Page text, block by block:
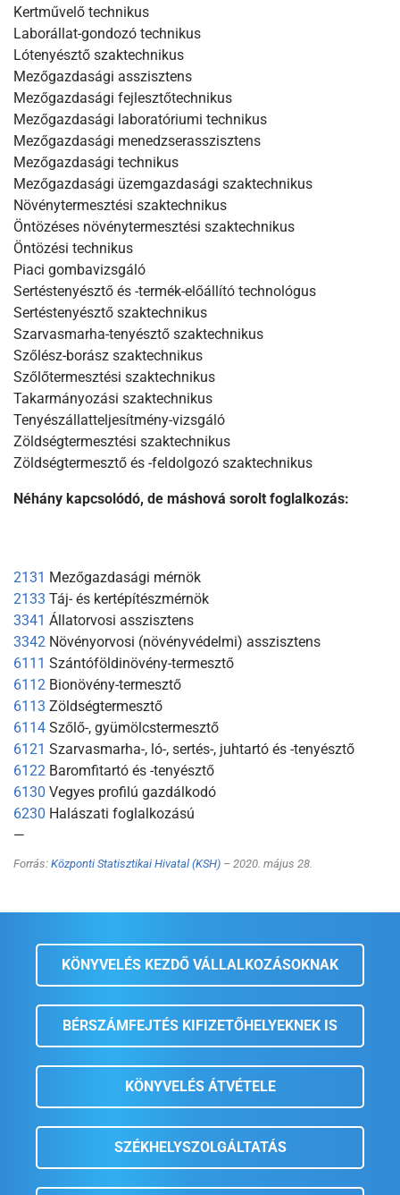
Kertművelő technikus
Laborállat-gondozó technikus
Lótenyésztő szaktechnikus
Mezőgazdasági asszisztens
Mezőgazdasági fejlesztőtechnikus
Mezőgazdasági laboratóriumi technikus
Mezőgazdasági menedzserasszisztens
Mezőgazdasági technikus
Mezőgazdasági üzemgazdasági szaktechnikus
Növénytermesztési szaktechnikus
Öntözéses növénytermesztési szaktechnikus
Öntözési technikus
Piaci gombavizsgáló
Sertéstenyésztő és -termék-előállító technológus
Sertéstenyésztő szaktechnikus
Szarvasmarha-tenyésztő szaktechnikus
Szőlész-borász szaktechnikus
Szőlőtermesztési szaktechnikus
Takarmányozási szaktechnikus
Tenyészállatteljesítmény-vizsgáló
Zöldségtermesztési szaktechnikus
Zöldségtermesztő és -feldolgozó szaktechnikus
Néhány kapcsolódó, de máshová sorolt foglalkozás:
2131 Mezőgazdasági mérnök
2133 Táj- és kertépítészmérnök
3341 Állatorvosi asszisztens
3342 Növényorvosi (növényvédelmi) asszisztens
6111 Szántóföldinövény-termesztő
6112 Bionövény-termesztő
6113 Zöldségtermesztő
6114 Szőlő-, gyümölcstermesztő
6121 Szarvasmarha-, ló-, sertés-, juhtartó és -tenyésztő
6122 Baromfitartó és -tenyésztő
6130 Vegyes profilú gazdálkodó
6230 Halászati foglalkozású
—
Forrás: Központi Statisztikai Hivatal (KSH) – 2020. május 28.
KÖNYVELÉS KEZDŐ VÁLLALKOZÁSOKNAK
BÉRSZÁMFEJTÉS KIFIZETŐHELYEKNEK IS
KÖNYVELÉS ÁTVÉTELE
SZÉKHELYSZOLGÁLTATÁS